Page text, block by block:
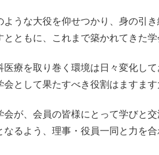
うな大役を仰せつかり、身の引
とともに、これまで築かれてきた
療を取り巻く環境は日々変化し
会として果たすべき役割はますます
が、会員の皆様にとって学びと
なるよう、理事・役員一同と力を